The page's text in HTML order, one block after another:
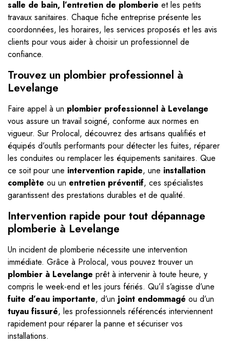
salle de bain, l’entretien de plomberie et les petits
travaux sanitaires. Chaque fiche entreprise présente les
coordonnées, les horaires, les services proposés et les avis
clients pour vous aider à choisir un professionnel de
confiance.
Trouvez un plombier professionnel à
Levelange
Faire appel à un plombier professionnel à Levelange
vous assure un travail soigné, conforme aux normes en
vigueur. Sur Prolocal, découvrez des artisans qualifiés et
équipés d’outils performants pour détecter les fuites, réparer
les conduites ou remplacer les équipements sanitaires. Que
ce soit pour une intervention rapide, une installation
complète ou un entretien préventif, ces spécialistes
garantissent des prestations durables et de qualité.
Intervention rapide pour tout dépannage
plomberie à Levelange
Un incident de plomberie nécessite une intervention
immédiate. Grâce à Prolocal, vous pouvez trouver un
plombier à Levelange prêt à intervenir à toute heure, y
compris le week-end et les jours fériés. Qu’il s’agisse d’une
fuite d’eau importante, d’un joint endommagé ou d’un
tuyau fissuré, les professionnels référencés interviennent
rapidement pour réparer la panne et sécuriser vos
installations.